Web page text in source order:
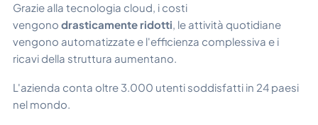
Grazie alla tecnologia cloud, i costi
vengono drasticamente ridotti, le attività quotidiane
vengono automatizzate e l'efficienza complessiva e i
ricavi della struttura aumentano.
L'azienda conta oltre 3.000 utenti soddisfatti in 24 paesi
nel mondo.